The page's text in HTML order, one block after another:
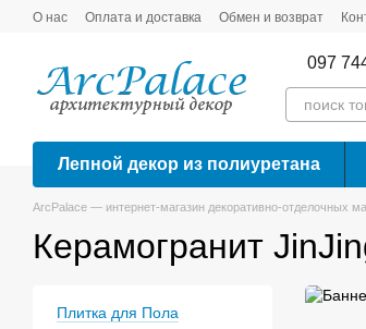
Перейти к основному контенту
О нас Оплата и доставка Обмен и возврат
097
Лепной декор из полиуретана
ArcPalace — интернет-магазин декоративно-отделочных
Керамогранит
Плитка для Пола